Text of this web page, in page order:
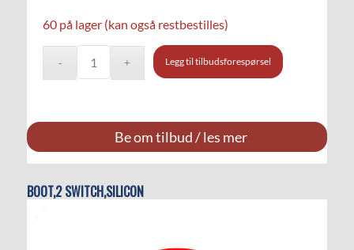
60 på lager (kan også restbestilles)
Legg til tilbudsforespørsel
Be om tilbud / les mer
BOOT,2 SWITCH,SILICON